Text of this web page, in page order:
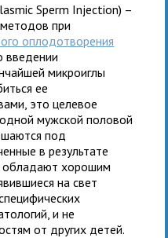
Sperm Injection) –
при
оплодотворения
введении
микроиглы
ее
это целевое
мужской половой
под
в результате
обладают хорошим
на свет
и не
от других детей.